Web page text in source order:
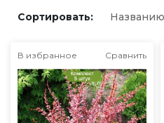
Сортировать: Названию
В избранное Сравнить